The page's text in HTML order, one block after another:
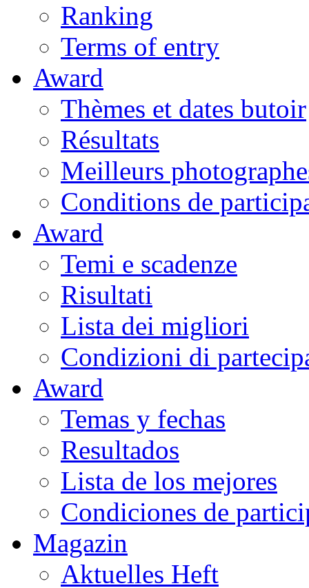
Ranking
Terms of entry
Award
Thèmes et dates butoir
Résultats
Meilleurs
Conditions de
Award
Temi e scadenze
Risultati
Lista dei migliori
Condizioni di
Award
Temas y fechas
Resultados
Lista de los mejores
Condiciones de
Magazin
Aktuelles Heft